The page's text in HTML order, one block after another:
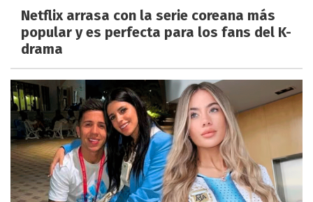
Netflix arrasa con la serie coreana más
popular y es perfecta para los fans del K-
drama